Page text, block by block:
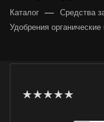
Каталог — Средства
Удобрения